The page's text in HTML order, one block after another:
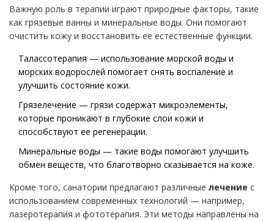
Важную роль в терапии играют природные факторы, такие
как грязевые ванны и минеральные воды. Они помогают
очистить кожу и восстановить ее естественные функции.
Талассотерапия — использование морской воды и
морских водорослей помогает снять воспаление и
улучшить состояние кожи.
Грязелечение — грязи содержат микроэлементы,
которые проникают в глубокие слои кожи и
способствуют ее регенерации.
Минеральные воды — такие воды помогают улучшить
обмен веществ, что благотворно сказывается на коже.
Кроме того, санатории предлагают различные лечение с
использованием современных технологий — например,
лазеротерапия и фототерапия. Эти методы направлены на